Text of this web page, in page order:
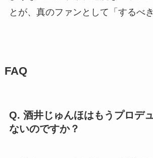
とが、真のファンとして「するべ
FAQ
Q. 酒井じゅんほはもうプロデ
ないのですか？